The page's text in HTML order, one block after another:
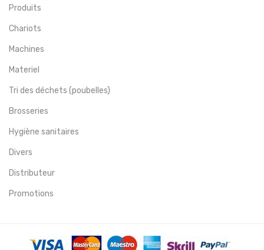
Produits
Chariots
Machines
Materiel
Tri des déchets (poubelles)
Brosseries
Hygiène sanitaires
Divers
Distributeur
Promotions